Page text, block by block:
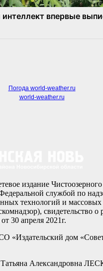
Погода world-weather.ru
world-weather.ru
издание
службой по
технологий и массовых
свидетельство о
30 апреля 2021г.
«Издательский дом
Татьяна Александровна